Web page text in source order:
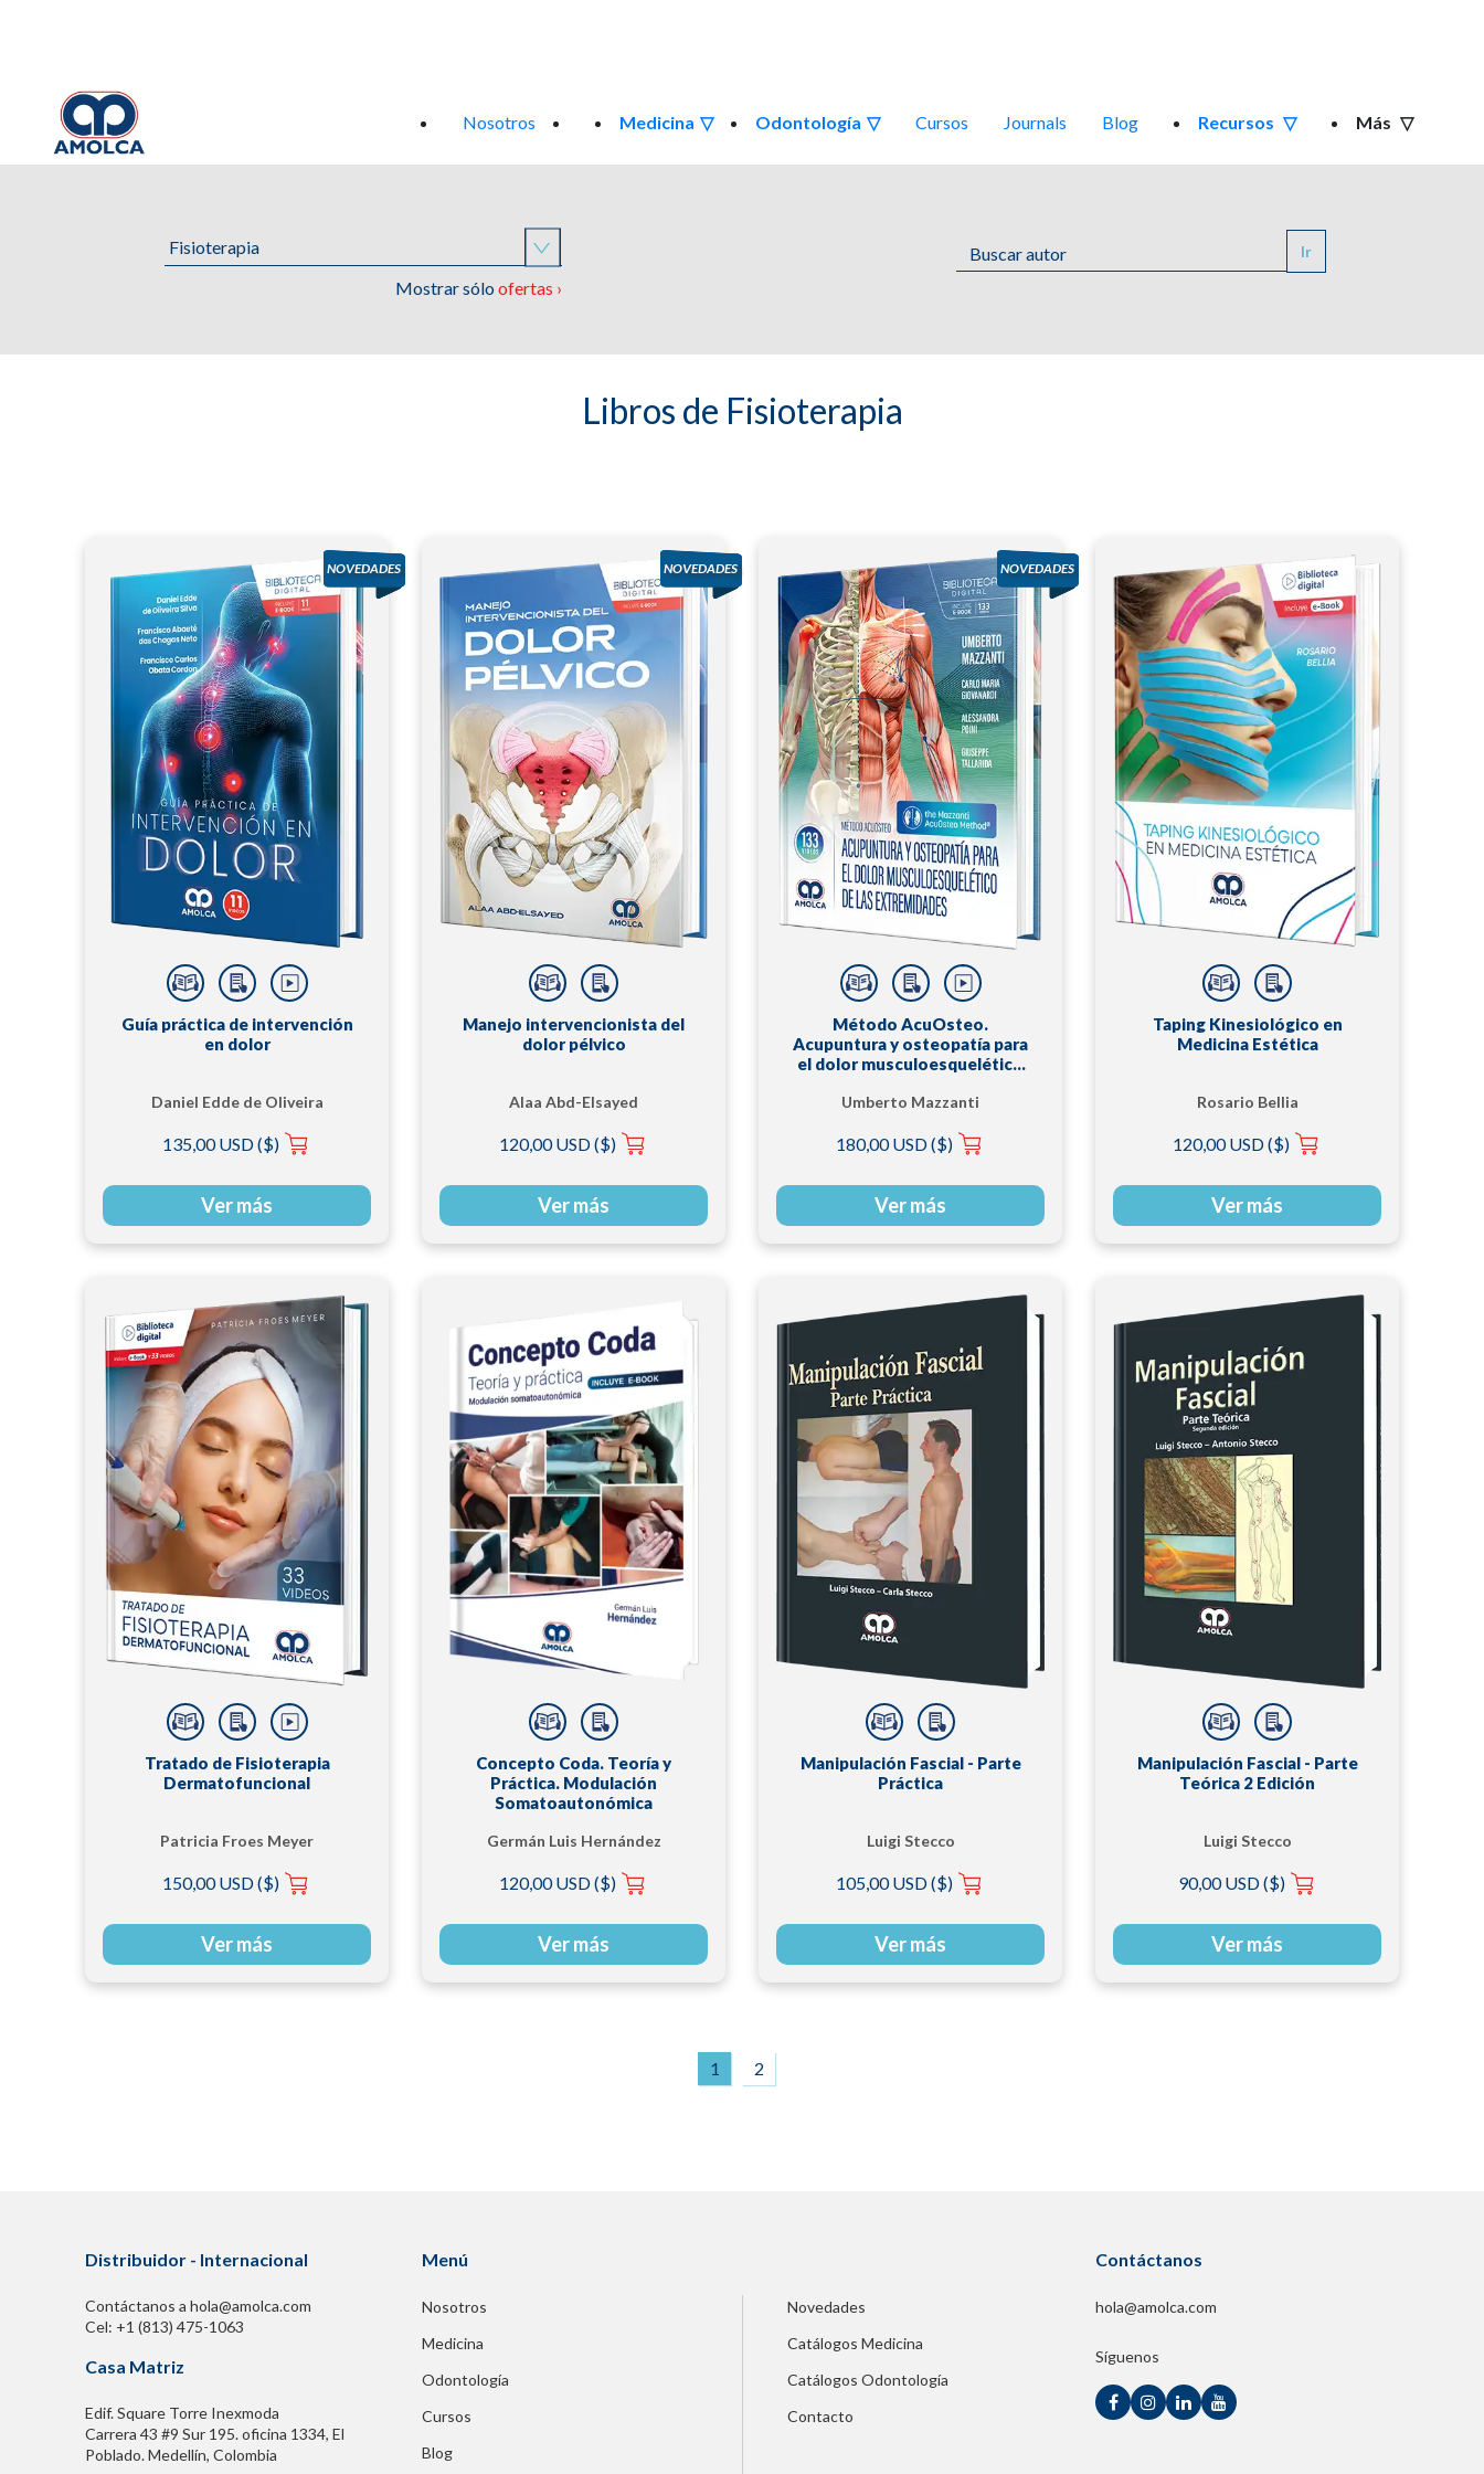
Nosotros Medicina Odontología Cursos Journals Blog Recursos Más
Mostrar sólo ofertas ›
Ir
Libros de Fisioterapia
Guía práctica de intervención
en dolor
Daniel Edde de Oliveira
das Chagas Neto |
Cordon
135,00 USD ($)
Ver más
Manejo intervencionista del
dolor pélvico
Alaa Abd-Elsayed
120,00 USD ($)
Ver más
Método AcuOsteo.
Acupuntura y osteopatía para
el dolor musculoesquelético
Umberto Mazzanti
180,00 USD ($)
Ver más
Taping Kinesiológico en
Medicina Estética
Rosario Bellia
120,00 USD ($)
Ver más
Tratado de Fisioterapia
Dermatofuncional
Patricia Froes Meyer
150,00 USD ($)
Ver más
Concepto Coda. Teoría y
Práctica. Modulación
Somatoautonómica
Germán Luis Hernández
120,00 USD ($)
Ver más
Manipulación Fascial - Parte
Práctica
Luigi Stecco
105,00 USD ($)
Ver más
Manipulación Fascial - Parte
Teórica 2 Edición
Luigi Stecco
90,00 USD ($)
Ver más
1 2
Distribuidor - Internacional
Contáctanos a hola@amolca.com
Cel: +1 (813) 475-1063
Casa Matriz
Edif. Square Torre Inexmoda
Carrera 43 #9 Sur 195. oficina 1334, El
Poblado. Medellín, Colombia
Menú
Nosotros
Medicina
Odontología
Cursos
Blog
Novedades
Catálogos Medicina
Catálogos Odontología
Contacto
Contáctanos
hola@amolca.com
Síguenos